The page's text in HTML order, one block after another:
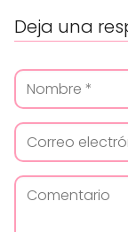
Deja una